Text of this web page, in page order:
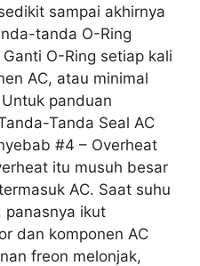
sampai akhirnya
tanda O-Ring
O-Ring setiap kali
AC, atau minimal
panduan
Tanda Seal AC
#4 – Overheat
itu musuh besar
AC. Saat suhu
panasnya ikut
dan komponen AC
freon melonjak,